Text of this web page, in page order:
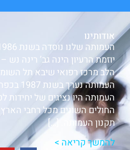
אודותינו
העמותה שלנו נוסדה בשנת 1986.
יוזמת הרעיון הינה גב’ רינה
הלב מרכז רפואי שיבא תל
העמותה
העמותה היו נציגים של יחידות
החולים השונים מכל רחבי
תקנון העמותה. […]
להמשך קריאה >